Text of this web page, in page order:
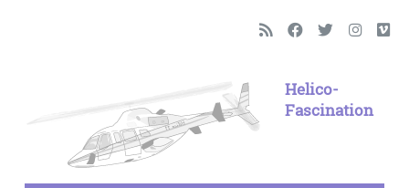
Helico-
Fascination